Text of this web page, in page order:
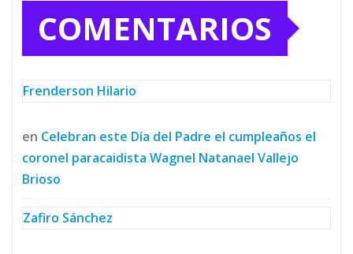
COMENTARIOS
Frenderson Hilario
en Celebran este Día del Padre el cumpleaños el
coronel paracaidista Wagnel Natanael Vallejo
Brioso
Zafiro Sánchez